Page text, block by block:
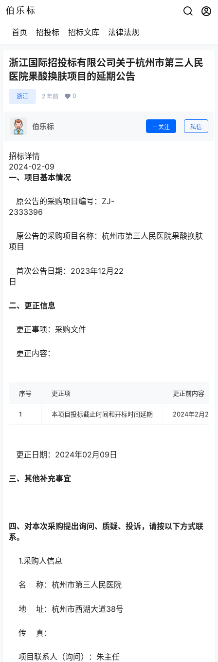
伯乐标
首页 招投标 招标文库 法律法规
浙江国际招投标有限公司关于杭州市第三人民
医院果酸换肤项目的延期公告
浙江 2 年前 0
伯乐标 关注 私信
招标详情
2024-02-09
一、项目基本情况
原公告的采购项目编号：ZJ-
2333396
原公告的采购项目名称：杭州市第三人民医院果酸换肤
项目
首次公告日期：2023年12月22
日
二、更正信息
更正事项：采购文件
更正内容：
序号 更正项 更正前内容
1 本项目投标截止时间和开标时间延期 2024年2月21
更正日期：2024年02月09日
三、其他补充事宜
四、对本次采购提出询问、质疑、投诉，请按以下方式联
系。
1.采购人信息
名 称：杭州市第三人民医院
地 址：杭州市西湖大道38号
传 真：
项目联系人（询问）：朱主任